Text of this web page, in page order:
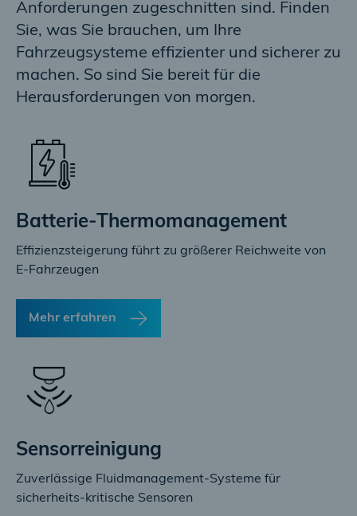
Anforderungen zugeschnitten sind. Finden
Sie, was Sie brauchen, um Ihre
Fahrzeugsysteme effizienter und sicherer zu
machen. So sind Sie bereit für die
Herausforderungen von morgen.
Batterie-Thermomanagement
Effizienzsteigerung führt zu größerer Reichweite von
E-Fahrzeugen
Mehr erfahren
Sensorreinigung
Zuverlässige Fluidmanagement-Systeme für
sicherheits-kritische Sensoren